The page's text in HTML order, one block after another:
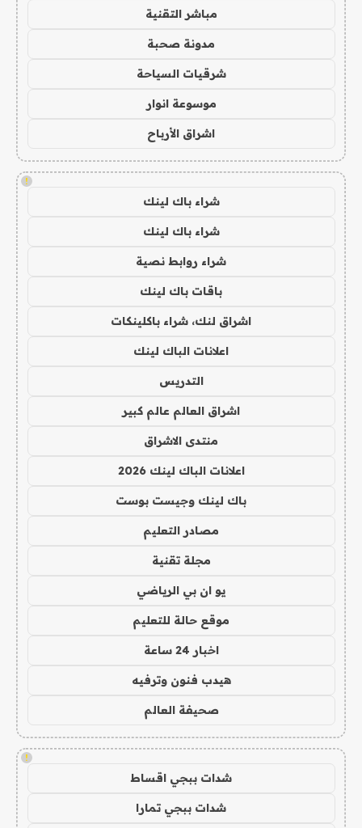
مباشر التقنية
مدونة صحبة
شرقيات السياحة
موسوعة انوار
اشراق الأرباح
!
شراء باك لينك
شراء باك لينك
شراء روابط نصية
باقات باك لينك
اشراق لنك، شراء باكلينكات
اعلانات الباك لينك
التدريس
اشراق العالم عالم كبير
منتدى الاشراق
اعلانات الباك لينك 2026
باك لينك وجيست بوست
مصادر التعليم
مجلة تقنية
يو ان بي الرياضي
موقع حالة للتعليم
اخبار 24 ساعة
هيدب فنون وترفيه
صحيفة العالم
!
شدات ببجي اقساط
شدات ببجي تمارا